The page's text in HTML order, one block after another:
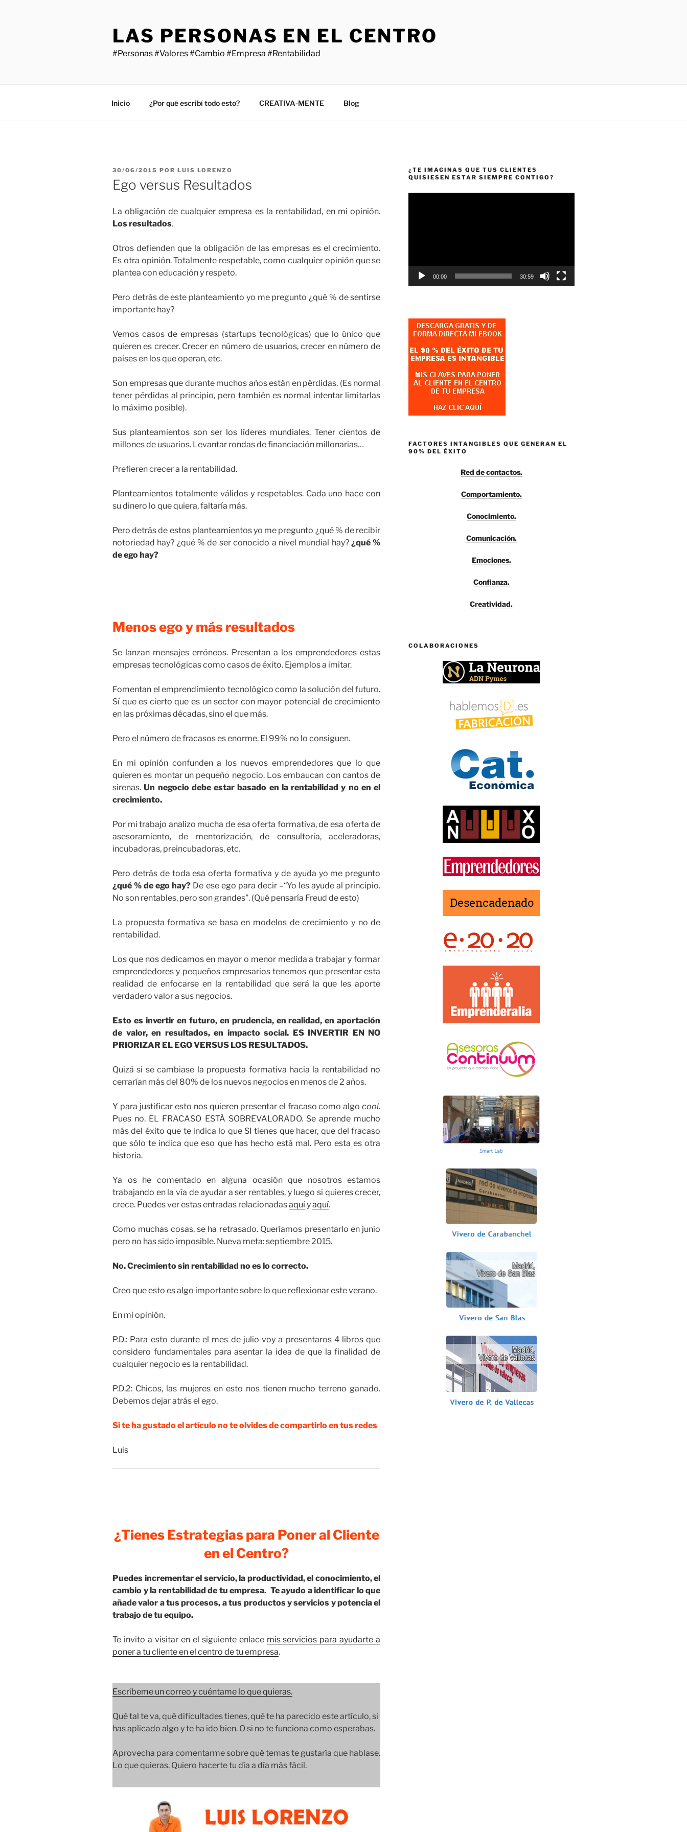
LAS PERSONAS EN EL CENTRO
#Personas #Valores #Cambio #Empresa #Rentabilidad
Inicio ¿Por qué escribí todo esto? CREATIVA-MENTE Blog
PUBLICADO
EL
30/06/2015 POR LUIS LORENZO
Ego versus Resultados
La obligación de cualquier empresa es la rentabilidad, en mi opinión.
Los resultados.
Otros defienden que la obligación de las empresas es el crecimiento.
Es otra opinión. Totalmente respetable, como cualquier opinión que se
plantea con educación y respeto.
Pero detrás de este planteamiento yo me pregunto ¿qué % de sentirse
importante hay?
Vemos casos de empresas (startups tecnológicas) que lo único que
quieren es crecer. Crecer en número de usuarios, crecer en número de
países en los que operan, etc.
Son empresas que durante muchos años están en pérdidas. (Es normal
tener pérdidas al principio, pero también es normal intentar limitarlas
lo máximo posible).
Sus planteamientos son ser los líderes mundiales. Tener cientos de
millones de usuarios. Levantar rondas de financiación millonarias…
Prefieren crecer a la rentabilidad.
Planteamientos totalmente válidos y respetables. Cada uno hace con
su dinero lo que quiera, faltaría más.
Pero detrás de estos planteamientos yo me pregunto ¿qué % de recibir
notoriedad hay? ¿qué % de ser conocido a nivel mundial hay? ¿qué %
de ego hay?
Menos ego y más resultados
Se lanzan mensajes erróneos. Presentan a los emprendedores estas
empresas tecnológicas como casos de éxito. Ejemplos a imitar.
Fomentan el emprendimiento tecnológico como la solución del futuro.
Sí que es cierto que es un sector con mayor potencial de crecimiento
en las próximas décadas, sino el que más.
Pero el número de fracasos es enorme. El 99% no lo consiguen.
En mi opinión confunden a los nuevos emprendedores que lo que
quieren es montar un pequeño negocio. Los embaucan con cantos de
sirenas.Un negocio debe estar basado en la rentabilidad y no en el
crecimiento.
Por mi trabajo analizo mucha de esa oferta formativa, de esa oferta de
asesoramiento, de mentorización, de consultoría, aceleradoras,
incubadoras, preincubadoras, etc.
Pero detrás de toda esa oferta formativa y de ayuda yo me pregunto
¿qué % de egohay? De ese ego para decir –“Yo les ayude al principio.
No son rentables, pero son grandes”. (Qué pensaría Freud de esto)
La propuesta formativa se basa en modelos de crecimiento y no de
rentabilidad.
Los que nos dedicamos en mayor o menor medida a trabajar y formar
emprendedores y pequeños empresarios tenemos que presentar esta
realidad de enfocarse en la rentabilidad que será la que les aporte
verdadero valor a sus negocios.
Esto es invertir en futuro, en prudencia, en realidad, en aportación
de valor, en resultados, en impacto social. ES INVERTIR EN NO
PRIORIZAR EL EGO VERSUS LOS RESULTADOS.
Quizá si se cambiase la propuesta formativa hacia la rentabilidad no
cerrarían más del 80% de los nuevos negocios en menos de 2 años.
Y para justificar esto nos quieren presentar el fracaso como algocool.
Pues no. EL FRACASO ESTÁ SOBREVALORADO. Se aprende mucho
más del éxito que te indica lo que SI tienes que hacer, que del fracaso
que sólo te indica que eso que has hecho está mal. Pero esta es otra
historia.
Ya os he comentado en alguna ocasión que nosotros estamos
trabajando en la vía de ayudar a ser rentables, y luego si quieres crecer,
crece. Puedes ver estas entradas relacionadasaquíyaquí.
Como muchas cosas, se ha retrasado. Queríamos presentarlo en junio
pero no has sido imposible. Nueva meta: septiembre 2015.
No. Crecimiento sin rentabilidad no es lo correcto.
Creo que esto es algo importante sobre lo que reflexionar este verano.
En mi opinión.
P.D.: Para esto durante el mes de julio voy a presentaros 4 libros que
considero fundamentales para asentar la idea de que la finalidad de
cualquier negocio es la rentabilidad.
P.D.2: Chicos, las mujeres en esto nos tienen mucho terreno ganado.
Debemos dejar atrás el ego.
Si te ha gustado el artículo no te olvides de compartirlo en tus redes
Luis
¿Tienes Estrategias para Poner al Cliente
en el Centro?
Puedes incrementar el servicio, la productividad, el conocimiento, el
cambio y la rentabilidad de tu empresa. Te ayudo a identificar lo que
añade valor a tus procesos, a tus productos y servicios y potencia el
trabajo de tu equipo.
Te invito a visitar en el siguiente enlace mis servicios para ayudarte a
poner a tu cliente en el centro de tu empresa.
Escríbeme un correo y cuéntame lo que quieras.
Qué tal te va, qué dificultades tienes, qué te ha parecido este artículo, si
has aplicado algo y te ha ido bien. O si no te funciona como esperabas.
Aprovecha para comentarme sobre qué temas te gustaría que hablase.
Lo que quieras. Quiero hacerte tu día a día más fácil.
¿TE IMAGINAS QUE TUS CLIENTES
QUISIESEN ESTAR SIEMPRE CONTIGO?
00:00 30:59
FACTORES INTANGIBLES QUE GENERAN EL
90% DEL ÉXITO
Red de contactos.
Comportamiento.
Conocimiento.
Comunicación.
Emociones.
Confianza.
Creatividad.
COLABORACIONES